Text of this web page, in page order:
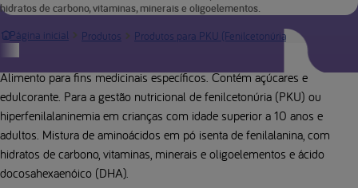
hidratos de carbono, vitaminas, minerais e oligoelementos.
Página inicial
Produtos Produtos para PKU (Fenilcetonúria) Página de
Descrição do produto
Alimento para fins medicinais específicos. Contém açúcares e
edulcorante. Para a gestão nutricional de fenilcetonúria (PKU) ou
hiperfenilalaninemia em crianças com idade superior a 10 anos e
adultos. Mistura de aminoácidos em pó isenta de fenilalanina, com
hidratos de carbono, vitaminas, minerais e oligoelementos e ácido
docosahexaenóico (DHA).